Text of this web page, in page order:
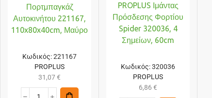
Πορτμπαγκάζ
Αυτοκινήτου 221167,
110x80x40cm, Μαύρο
Κωδικός:221167
PROPLUS
31,07€
PROPLUS Ιμάντας
Πρόσδεσης Φορτίου
Spider 320036, 4
Σημείων, 60cm
Κωδικός:320036
PROPLUS
6,86€